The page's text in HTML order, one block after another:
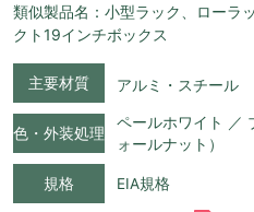
類似製品名：小型ラック、ローラ
クト19インチボックス
主要材質 アルミ・スチール
色・外装処理
ペールホワイト ／
ォールナット）
規格 EIA規格